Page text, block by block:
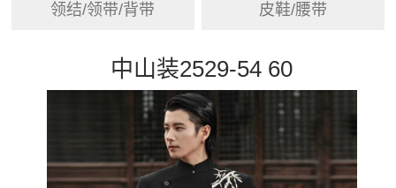
领结/领带/背带 皮鞋/腰带
中山装2529-54 60